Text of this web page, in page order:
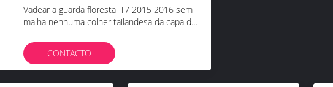
Vadear a guarda florestal T7 2015 2016 sem
malha nenhuma colher tailandesa da capa do
CONTACTO